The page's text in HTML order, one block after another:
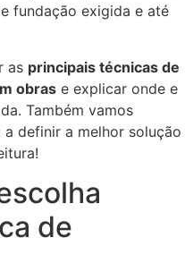
fundação exigida e até
as principais técnicas de
obras e explicar onde e
Também vamos
definir a melhor solução
de